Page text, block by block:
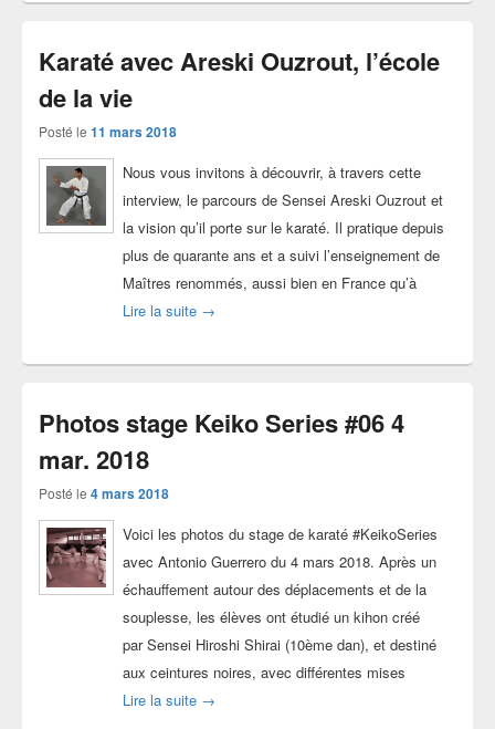
Karaté avec Areski Ouzrout, l’école
de la vie
Posté le 11 mars 2018
Nous vous invitons à découvrir, à travers cette
interview, le parcours de Sensei Areski Ouzrout et
la vision qu’il porte sur le karaté. Il pratique depuis
plus de quarante ans et a suivi l’enseignement de
Maîtres renommés, aussi bien en France qu’à
Lire la suite Karaté avec Areski Ouzrout, l’école de la vie
→
Photos stage Keiko Series #06 4
mar. 2018
Posté le 4 mars 2018
Voici les photos du stage de karaté #KeikoSeries
avec Antonio Guerrero du 4 mars 2018. Après un
échauffement autour des déplacements et de la
souplesse, les élèves ont étudié un kihon créé
par Sensei Hiroshi Shirai (10ème dan), et destiné
aux ceintures noires, avec différentes mises
Lire la suite Photos stage Keiko Series #06 4 mar. 2018
→